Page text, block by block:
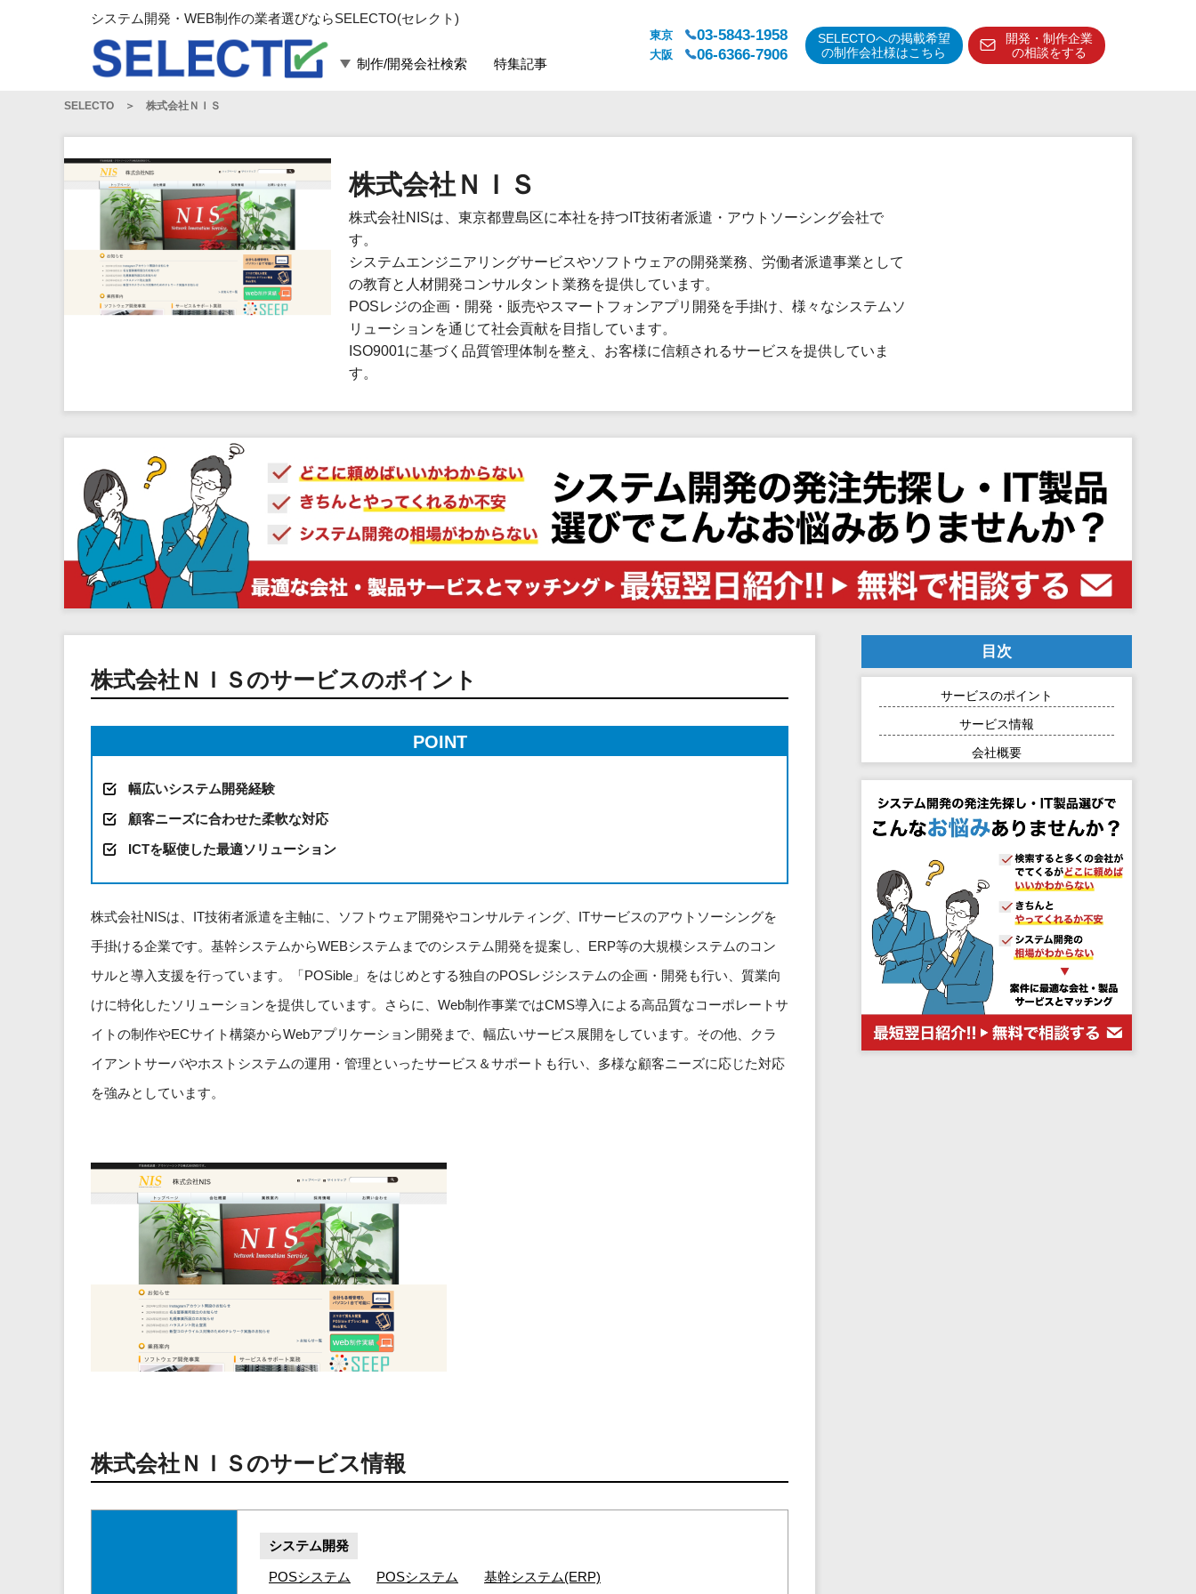
システム開発・WEB制作の業者選びならSELECTO(セレクト)
制作/開発会社検索 特集記事
東京 03-5843-1958
大阪 06-6366-7906
SELECTOへの掲載希望
の制作会社様はこちら
開発・制作企業
の相談をする
フレームワーク
構築
パッケージ
システム開発
運用代行
コンテンツ制作
コンサルティング
マーケティング
ゲーム
WEBサービス
人事（採用・評価・教育）
経理・会計・財務
法務・総務
販売管理システム
マーケティング
カスタマーサポート
物流・流通向け
医療・介護業界向け
不動産業界向け
業界・業種特化型
データ分析・活用
ブロックチェーン
官公庁・自治体向け
SELECTO 株式会社ＮＩＳ
株式会社ＮＩＳ
株式会社NISは、東京都豊島区に本社を持つIT技術者派遣・アウトソーシング会社で
す。
システムエンジニアリングサービスやソフトウェアの開発業務、労働者派遣事業として
の教育と人材開発コンサルタント業務を提供しています。
POSレジの企画・開発・販売やスマートフォンアプリ開発を手掛け、様々なシステムソ
リューションを通じて社会貢献を目指しています。
ISO9001に基づく品質管理体制を整え、お客様に信頼されるサービスを提供していま
す。
株式会社ＮＩＳのサービスのポイント
POINT
幅広いシステム開発経験
顧客ニーズに合わせた柔軟な対応
ICTを駆使した最適ソリューション
株式会社NISは、IT技術者派遣を主軸に、ソフトウェア開発やコンサルティング、ITサービスのアウトソーシングを
手掛ける企業です。基幹システムからWEBシステムまでのシステム開発を提案し、ERP等の大規模システムのコン
サルと導入支援を行っています。「POSible」をはじめとする独自のPOSレジシステムの企画・開発も行い、質業向
けに特化したソリューションを提供しています。さらに、Web制作事業ではCMS導入による高品質なコーポレートサ
イトの制作やECサイト構築からWebアプリケーション開発まで、幅広いサービス展開をしています。その他、クラ
イアントサーバやホストシステムの運用・管理といったサービス＆サポートも行い、多様な顧客ニーズに応じた対応
を強みとしています。
株式会社ＮＩＳのサービス情報
システム開発
POSシステム POSシステム 基幹システム(ERP)
目次
サービスのポイント
サービス情報
会社概要